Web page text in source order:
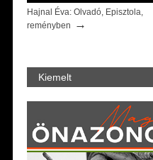
Hajnal Éva: Olvadó, Episztola,
reményben
→
Kiemelt